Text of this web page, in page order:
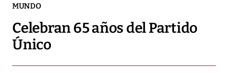
MUNDO
Celebran 65 años del Partido
Único